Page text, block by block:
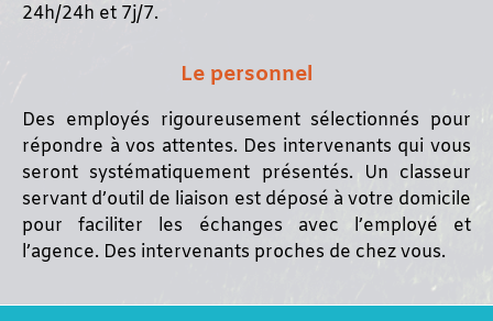
24h/24h et 7j/7.
Le personnel
Des employés rigoureusement sélectionnés pour
répondre à vos attentes. Des intervenants qui vous
seront systématiquement présentés.
Un classeur
servant d’outil de liaison est déposé à votre domicile
pour faciliter les échanges avec l’employé et
l’agence. Des intervenants proches de chez vous.